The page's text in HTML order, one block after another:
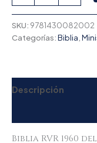
SKU: 9781430082002
Categorías:Biblia
Descripción
Biblia RVR 1960